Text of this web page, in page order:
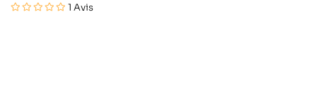
1 Avis